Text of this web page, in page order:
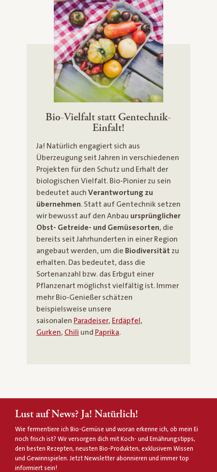
Bio-Vielfalt statt Gentechnik-
Einfalt!
Ja! Natürlich engagiert sich aus
Überzeugung seit Jahren in verschiedenen
Projekten für den Schutz und Erhalt der
biologischen Vielfalt. Bio-Pionier zu sein
bedeutet auch Verantwortung zu
übernehmen. Statt auf Gentechnik setzen
wir bewusst auf den Anbau ursprünglicher
Obst- Getreide- und Gemüsesorten, die
bereits seit Jahrhunderten in einer Region
angebaut werden, um die Biodiversität zu
erhalten. Das bedeutet, dass die
Sortenanzahl bzw. das Erbgut einer
Pflanzenart möglichst vielfältig ist. Immer
mehr Bio-Genießer schätzen
beispielsweise unsere
saisonalen Paradeiser, Erdäpfel,
Gurken, Chili und Paprika.
Lust auf News? Ja! Natürlich!
Wie fermentiere ich Bio-Gemüse und woran erkenne ich, ob mein Ei
noch frisch ist? Wir versorgen dich mit Koch- und Ernährungstipps,
den besten Rezepten, neusten Bio-Produkten, exklusivem Wissen
und Gewinnspielen. Jetzt Newsletter abonnieren und immer top
informiert sein!